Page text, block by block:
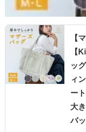
【
【
ッ
ィ
ー
大
バ